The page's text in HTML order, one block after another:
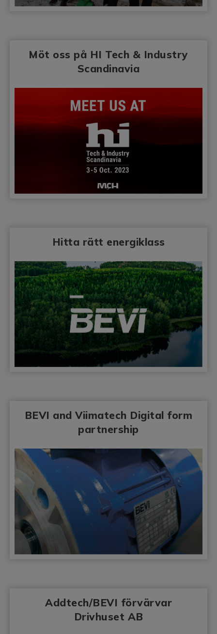
Möt oss på HI Tech & Industry
Scandinavia
Hitta rätt energiklass
BEVI and Viimatech Digital form
partnership
Addtech/BEVI förvärvar
Drivhuset AB